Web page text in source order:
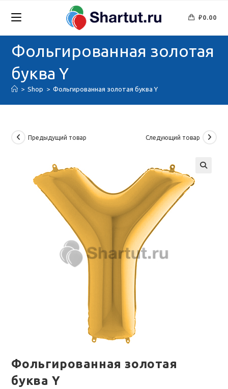
₽0.00
Фольгированная золотая
буква Y
> Shop > Фольгированная золотая буква Y
Предыдущий товар Следующий товар
Фольгированная золотая
буква Y